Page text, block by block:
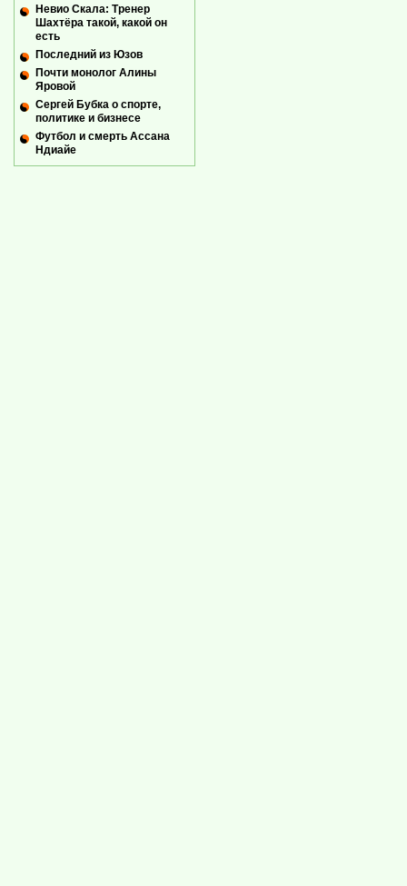
Невио Скала: Тренер
Шахтёра такой, какой он
есть
Последний из Юзов
Почти монолог Алины
Яровой
Сергей Бубка о спорте,
политике и бизнесе
Футбол и смерть Ассана
Ндиайе